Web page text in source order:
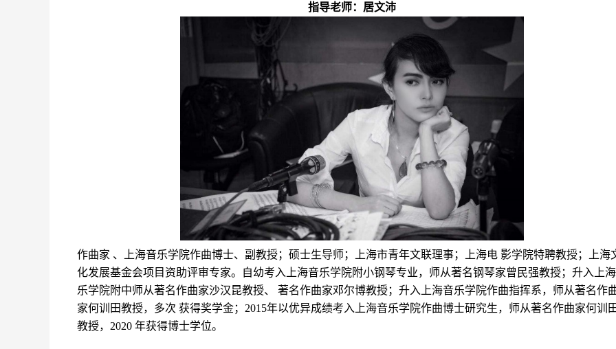
指导老师：居文沛
作曲家 、上海音乐学院作曲博士、副教授；硕士生导师；上海市青年文联理事；上海电 影学院特聘教授；上海
化发展基金会项目资助评审专家。自幼考入上海音乐学院附小钢琴专业，师从著名钢琴家曾民强教授；升入上
乐学院附中师从著名作曲家沙汉昆教授、 著名作曲家邓尔博教授；升入上海音乐学院作曲指挥系，师从著名作
家何训 ⽥教授，多次 获得奖学金；2015年以优异成绩考入上海⾳乐学院作曲博士研究生，师从著名作曲家何训
教授， 2020 年获得博士学位。